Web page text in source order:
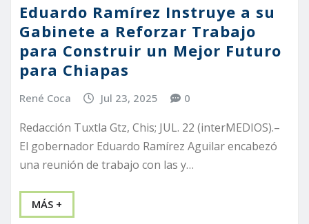
Eduardo Ramírez Instruye a su
Gabinete a Reforzar Trabajo
para Construir un Mejor Futuro
para Chiapas
René Coca Jul 23, 2025 0
Redacción Tuxtla Gtz, Chis; JUL. 22 (interMEDIOS).–
El gobernador Eduardo Ramírez Aguilar encabezó
una reunión de trabajo con las y…
MÁS +